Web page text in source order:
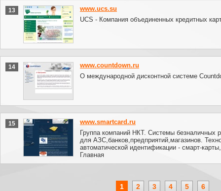
13
www.ucs.su
UCS - Компания объединенных кредитных
14
www.countdown.ru
О международной дисконтной системе
15
www.smartcard.ru
Группа компаний НКТ. Системы безналичных
для АЗС,банков,предприятий,магазинов.
автоматической идентификации - смарт-
Главная
1 2 3 4 5 6